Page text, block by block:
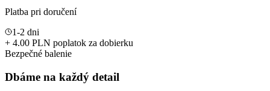
Platba pri doručení
1-2 dni
+ 4.00 PLN poplatok za dobierku
Bezpečné balenie
Dbáme na každý detail